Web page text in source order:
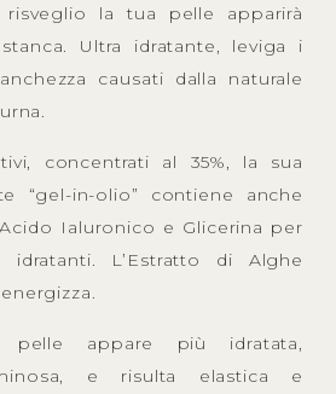
la tua pelle apparirà
Ultra idratante, leviga i
causati dalla naturale
concentrati al 35%, la sua
“gel-in-olio” contiene anche
Ialuronico e Glicerina per
L’Estratto di Alghe
appare più idratata,
e risulta elastica e